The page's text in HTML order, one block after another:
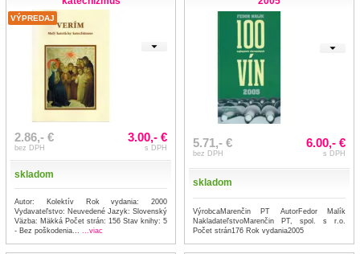
VÝPREDAJ
2.86,- €
bez DPH
3.00,- €
s DPH
skladom
Autor: Kolektív Rok vydania: 2000
Vydavateľstvo: Neuvedené Jazyk: Slovenský
Väzba: Mäkká Počet strán: 156 Stav knihy: 5
- Bez poškodenia...
...viac
5.71,- €
bez DPH
6.00,- €
s DPH
skladom
VýrobcaMarenčin PT AutorFedor Malík
NakladateľstvoMarenčin PT, spol. s r.o.
Počet strán176 Rok vydania2005